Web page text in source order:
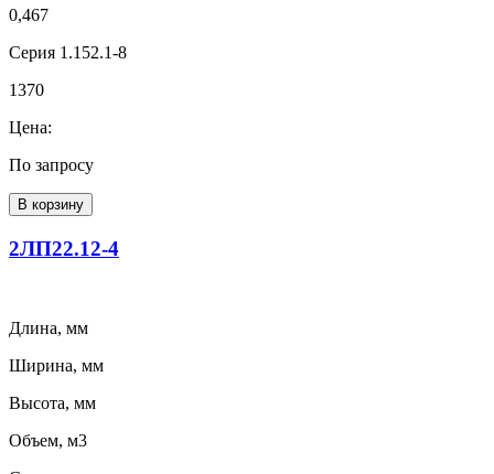
0,467
Серия 1.152.1-8
1370
Цена:
По запросу
В корзину
2ЛП22.12-4
Длина, мм
Ширина, мм
Высота, мм
Объем, м3